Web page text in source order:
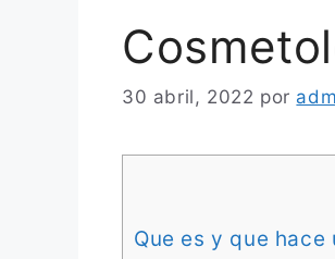
30 abril, 2022 por
Que es y que